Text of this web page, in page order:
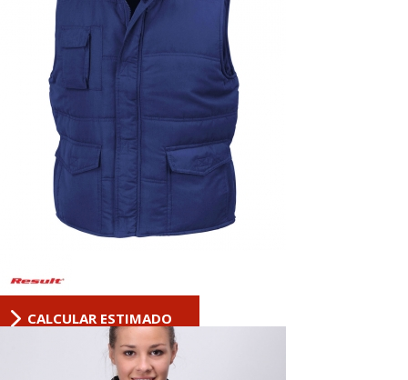
CALCULAR ESTIMADO